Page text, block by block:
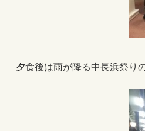
夕食後は雨が降る中長浜祭り